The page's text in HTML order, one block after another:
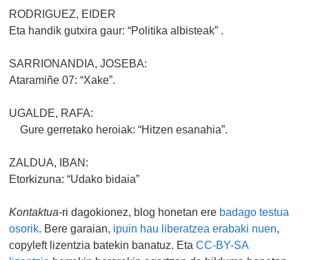
RODRIGUEZ, EIDER
Eta handik gutxira gaur: “Politika albisteak” .
SARRIONANDIA, JOSEBA:
Ataramiñe 07: “Xake”.
UGALDE, RAFA:
Gure gerretako heroiak: “Hitzen esanahia”.
ZALDUA, IBAN:
Etorkizuna: “Udako bidaia”
Kontaktua-ri dagokionez, blog honetan ere badago testua
osorik. Bere garaian, ipuin hau liberatzea erabaki nuen,
copyleft lizentzia batekin banatuz. EtaCC-BY-SA